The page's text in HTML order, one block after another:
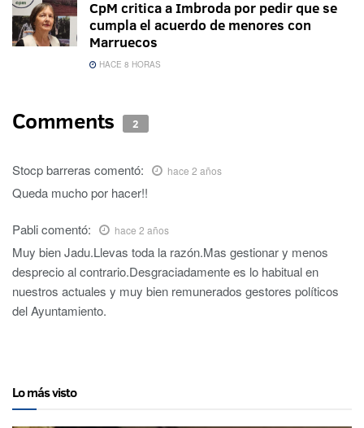
CpM critica a Imbroda por pedir que se
cumpla el acuerdo de menores con
Marruecos
HACE 8 HORAS
Comments 2
Stocp barreras comentó: hace 2 años
Queda mucho por hacer!!
Pablicomentó: hace 2 años
Muy bien Jadu.Llevas toda la razón.Mas gestionar y menos
desprecio al contrario.Desgraciadamente es lo habitual en
nuestros actuales y muy bien remunerados gestores políticos
del Ayuntamiento.
Lo más visto